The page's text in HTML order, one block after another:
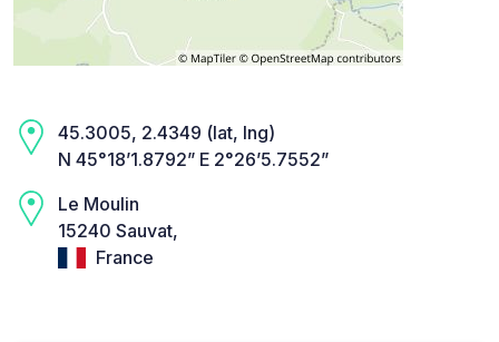
45.3005, 2.4349 (lat, lng)
N 45°18’1.8792” E 2°26’5.7552”
Le Moulin
15240 Sauvat,
France